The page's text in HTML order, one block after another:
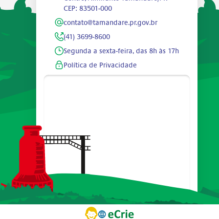
CEP: 83501-000
contato@tamandare.pr.gov.br
(41) 3699-8600
Segunda a sexta-feira, das 8h às 17h
Política de Privacidade